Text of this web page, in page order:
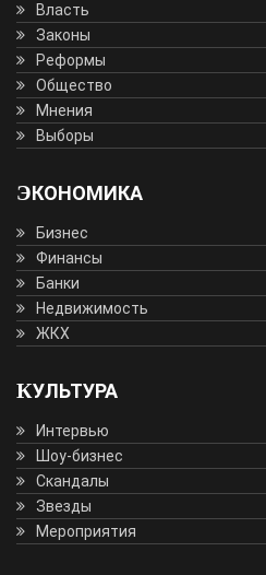
Власть
Законы
Реформы
Общество
Мнения
Выборы
ЭКОНОМИКА
Бизнес
Финансы
Банки
Недвижимость
ЖКХ
КУЛЬТУРА
Интервью
Шоу-бизнес
Скандалы
Звезды
Мероприятия